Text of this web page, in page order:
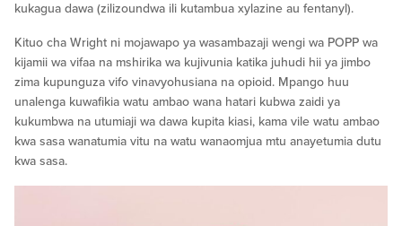
kukagua dawa (zilizoundwa ili kutambua xylazine au fentanyl).
Kituo cha Wright ni mojawapo ya wasambazaji wengi wa POPP wa
kijamii wa vifaa na mshirika wa kujivunia katika juhudi hii ya jimbo
zima kupunguza vifo vinavyohusiana na opioid. Mpango huu
unalenga kuwafikia watu ambao wana hatari kubwa zaidi ya
kukumbwa na utumiaji wa dawa kupita kiasi, kama vile watu ambao
kwa sasa wanatumia vitu na watu wanaomjua mtu anayetumia dutu
kwa sasa.